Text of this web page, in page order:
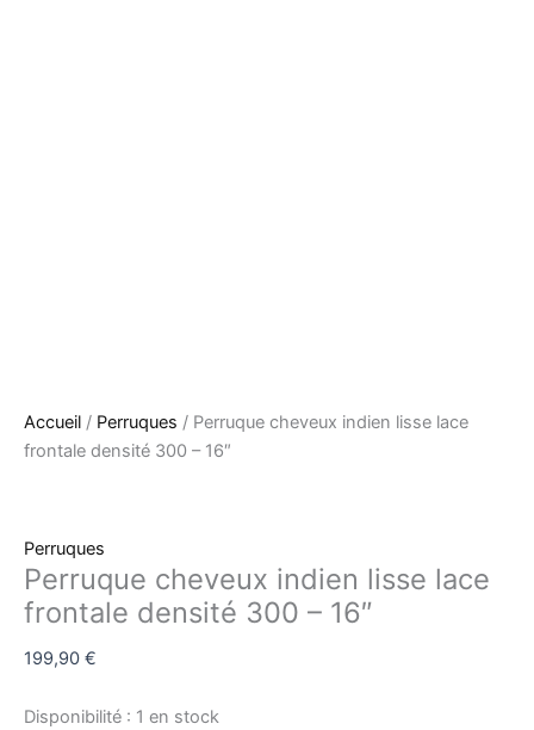
Accueil / Perruques / Perruque cheveux indien lisse lace
frontale densité 300 – 16″
Perruques
Perruque cheveux indien lisse lace
frontale densité 300 – 16″
199,90 €
Disponibilité : 1 en stock